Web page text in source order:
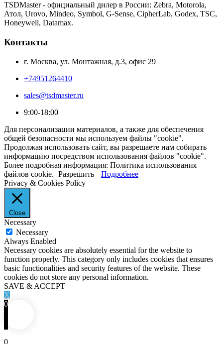
TSDMaster - официальный дилер в России: Zebra, Motorola,
Атол, Urovo, Mindeo, Symbol, G-Sense, CipherLab, Godex, TSC,
Honeywell, Datamax.
Контакты
г. Москва, ул. Монтажная, д.3, офис 29
+74951264410
sales@tsdmaster.ru
9:00-18:00
Для персонализации материалов, а также для обеспечения
общей безопасности мы используем файлы "cookie".
Продолжая использовать сайт, вы разрешаете нам собирать
информацию посредством использования файлов "cookie".
Более подробная информация: Политика использования
файлов cookie. Разрешить
Подробнее
Privacy & Cookies Policy
Close
Necessary
Necessary
Always Enabled
Necessary cookies are absolutely essential for the website to
function properly. This category only includes cookies that ensures
basic functionalities and security features of the website. These
cookies do not store any personal information.
SAVE & ACCEPT
X
0
0